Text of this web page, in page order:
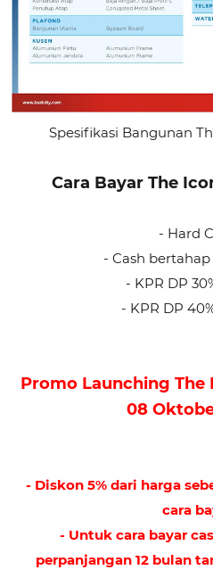
Spesifikasi Bangunan
Cara Bayar The
- Hard
- Cash bertahap
- KPR DP
- KPR DP
Promo Launching The
08
- Diskon 5% dari harga
cara
- Untuk cara bayar
perpanjangan 12 bulan